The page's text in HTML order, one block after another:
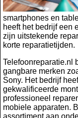
smartphones en
heeft het bedrijf een
zijn uitstekende
korte reparatietijden.
Telefoonreparatie.nl
gangbare merken
Sony. Het bedrijf
gekwalificeerde
professioneel
mobiele apparaten.
assortiment aan